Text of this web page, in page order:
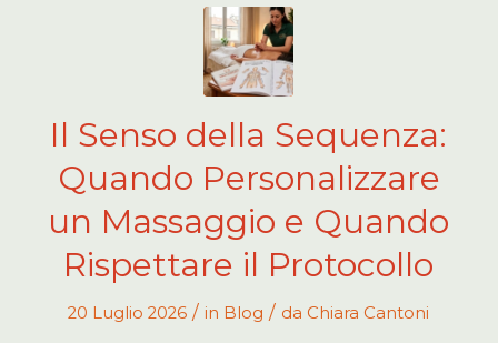
Il Senso della Sequenza:
Quando Personalizzare
un Massaggio e Quando
Rispettare il Protocollo
20 Luglio 2026 / in Blog / da Chiara Cantoni